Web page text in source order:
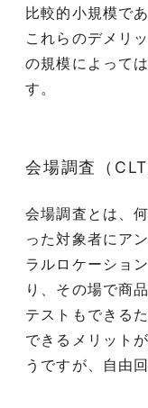
比較的小規模で
これらのデメリ
の規模によって
す。
会場調査（CLT
会場調査とは、
った対象者にア
ラルロケーショ
り、その場で商
テストもできる
できるメリット
うですが、自由